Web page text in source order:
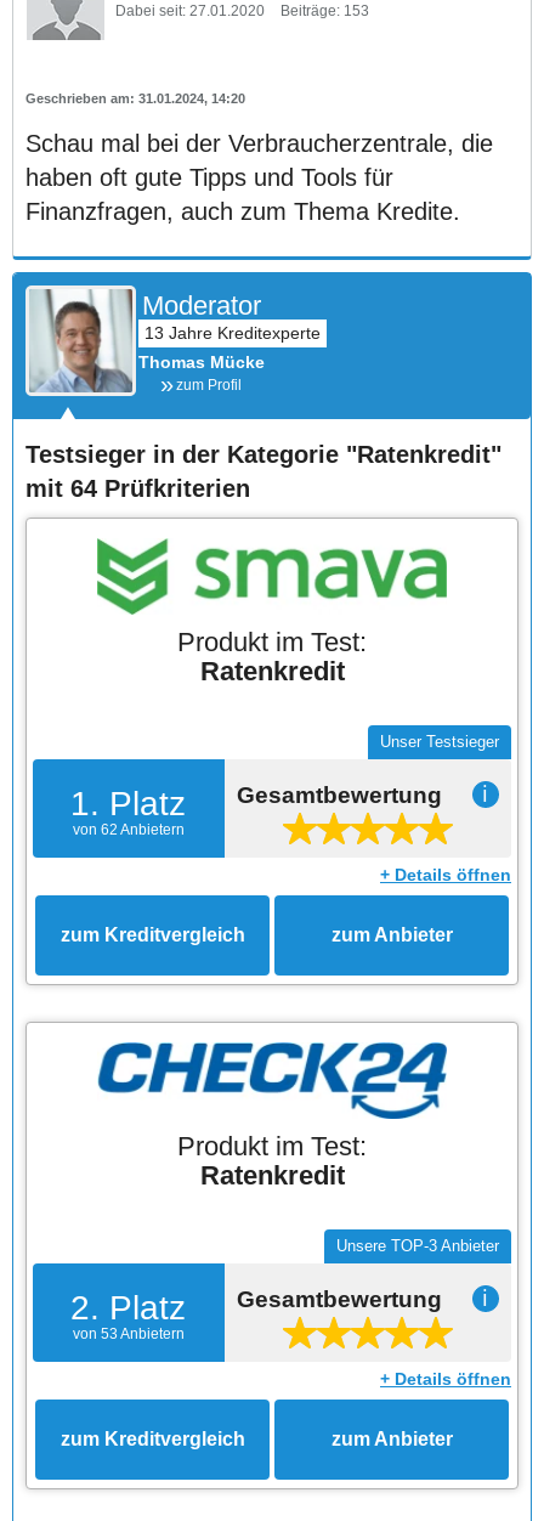
Dabei seit: 27.01.2020 Beiträge: 153
31.01.2024, 14:20
Schau mal bei der Verbraucherzentrale, die
haben oft gute Tipps und Tools für
Finanzfragen, auch zum Thema Kredite.
Moderator
Thomas Mücke
zum Profil
Testsieger in der Kategorie "Ratenkredit"
mit 64 Prüfkriterien
Produkt im Test:
Ratenkredit
1. Platz
von 62 Anbietern
Unser Testsieger
Gesamtbewertung ℹ
+ Details öffnen
zum Kreditvergleich zum Anbieter
Produkt im Test:
Ratenkredit
2. Platz
von 53 Anbietern
Unsere TOP-3 Anbieter
Gesamtbewertung ℹ
+ Details öffnen
zum Kreditvergleich zum Anbieter